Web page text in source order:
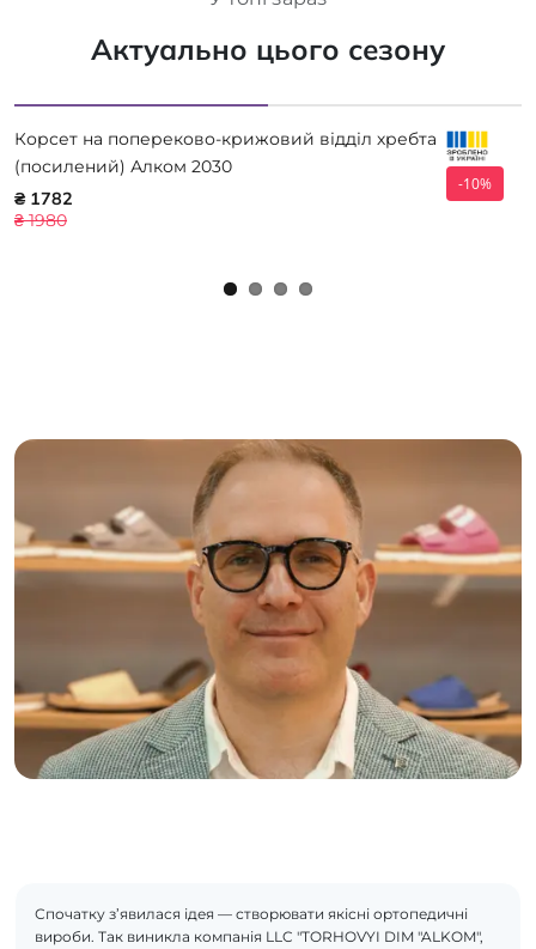
Актуально цього сезону
-10%
Корсет на попереково-крижовий відділ хребта
(посилений) Алком 2030
₴ 1782
₴ 1980
Спочатку з’явилася ідея — створювати якісні ортопедичні
вироби. Так виникла компанія LLC "TORHOVYI DIM "ALKOM",